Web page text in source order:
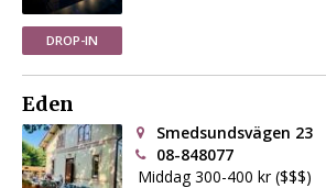
DROP-IN
Eden
Smedsundsvägen 23
08-848077
Middag 300-400 kr ($$$)